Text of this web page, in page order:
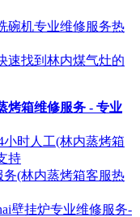
碗机专业维修服务热
速找到林内煤气灶的
烤箱维修服务 - 专业
时人工(林内蒸烤箱
持
(林内蒸烤箱客服热
壁挂炉专业维修服务-